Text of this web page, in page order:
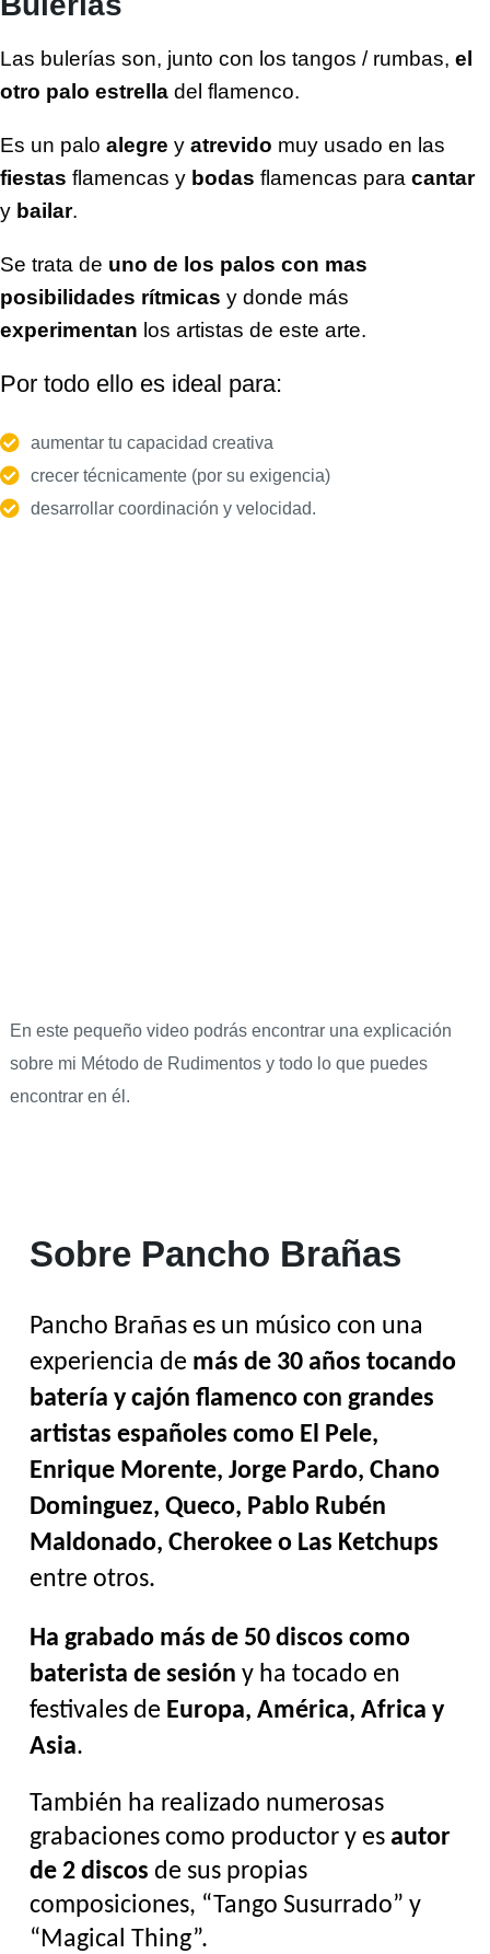
Las bulerías son, junto con los tangos / rumbas, el
otro palo estrella del flamenco.
Es un palo alegre y atrevido muy usado en las
fiestas flamencas y bodas flamencas para cantar
y bailar.
Se trata de uno de los palos con mas
posibilidades rítmicas y donde más
experimentan los artistas de este arte.
Por todo ello es ideal para:
aumentar tu capacidad creativa
crecer técnicamente (por su exigencia)
desarrollar coordinación y velocidad.
En este pequeño video podrás encontrar una explicación
sobre mi Método de Rudimentos y todo lo que puedes
encontrar en él.
Sobre Pancho Brañas
Pancho Brañas es un músico con una
experiencia de más de 30 años tocando
batería y cajón flamenco con grandes
artistas españoles como El Pele,
Enrique Morente, Jorge Pardo, Chano
Dominguez, Queco, Pablo Rubén
Maldonado, Cherokee o Las Ketchups
entre otros.
Ha grabado más de 50 discos como
baterista de sesión y ha tocado en
festivales de Europa, América, Africa y
Asia.
También ha realizado numerosas
grabaciones como productor y es autor
de 2 discos de sus propias
composiciones, “Tango Susurrado” y
“Magical Thing”.